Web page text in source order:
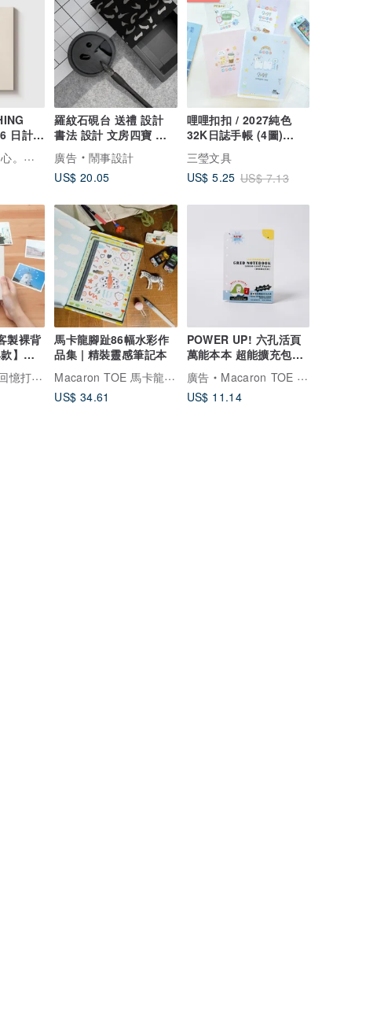
日計畫
臺灣大學出版中心。原創。設計
羅紋石硯台 送禮 設計
書法 設計 文房四寶 簡
約
廣告
鬧事設計
US$ 20.05
哩哩扣扣 / 2027純色
32K日誌手帳 (4圖)
SDM-311 跨年手帳 行
事曆
三瑩文具
US$ 5.25 US$ 7.13
製裸背
】紀
專屬的家
馬卡龍腳趾86幅水彩作
品集 | 精裝靈感筆記本
Macaron TOE 馬卡龍腳趾
US$ 34.61
POWER UP! 六孔活頁
萬能本本 超能擴充包
【網格筆記內頁】
廣告
Macaron TOE 馬卡龍腳趾
US$ 11.14